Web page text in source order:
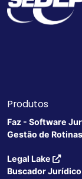
Produtos
Faz - Software
Gestão de
Legal Lake
Buscador